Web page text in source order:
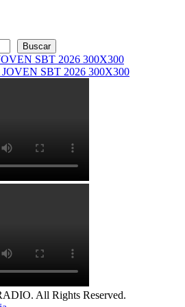
Buscar
All Rights Reserved.